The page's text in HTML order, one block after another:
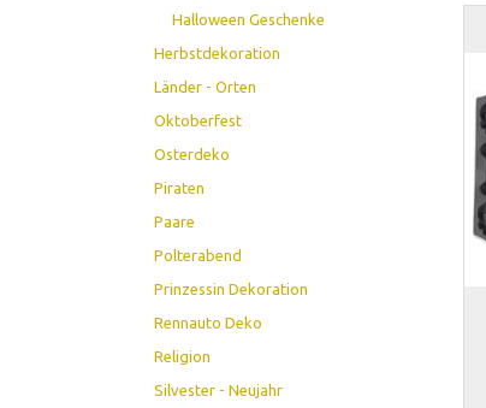
Halloween Geschenke
Herbstdekoration
Länder - Orten
Oktoberfest
Osterdeko
Piraten
Paare
Polterabend
Prinzessin Dekoration
Rennauto Deko
Religion
Silvester - Neujahr